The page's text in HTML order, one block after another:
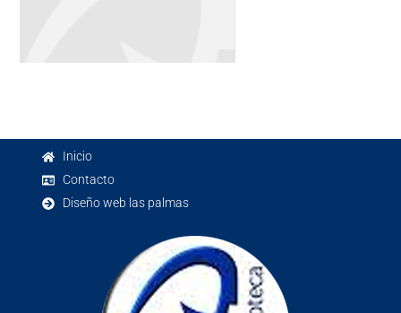
Inicio
Contacto
Diseño web las palmas